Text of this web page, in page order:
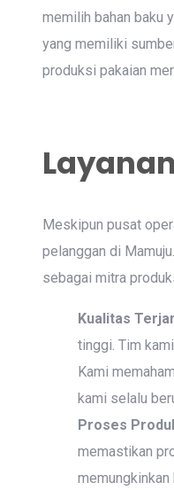
memilih bahan baku
yang memiliki
produksi pakaian
Meskipun pusat
pelanggan di
sebagai mitra
Kualitas
tinggi. Tim
Kami
kami selalu
Proses
memastikan